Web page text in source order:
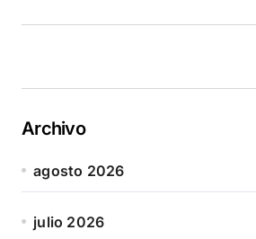
Archivo
agosto 2026
julio 2026